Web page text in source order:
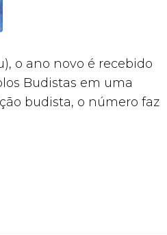
o ano novo é recebido
Budistas em uma
budista, o número faz